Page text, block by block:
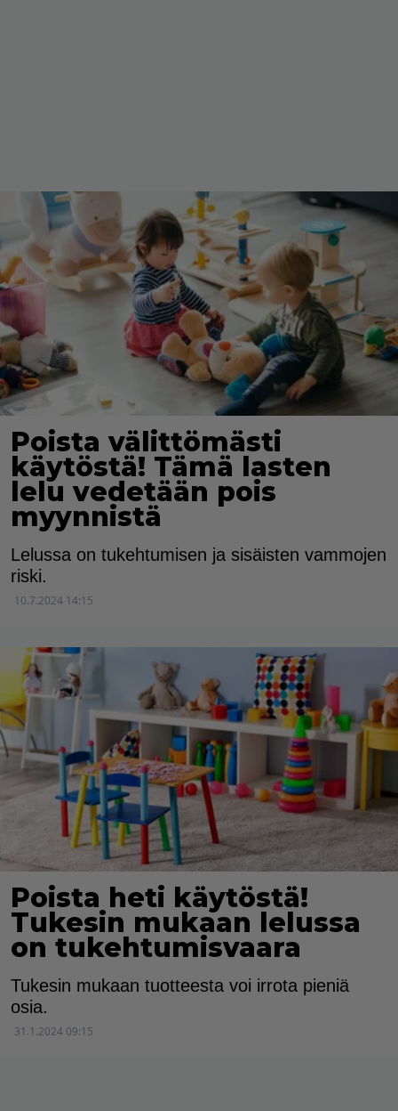
Poista välittömästi
käytöstä! Tämä lasten
lelu vedetään pois
myynnistä
Lelussa on tukehtumisen ja sisäisten vammojen
riski.
10.7.2024 14:15
Poista heti käytöstä!
Tukesin mukaan lelussa
on tukehtumisvaara
Tukesin mukaan tuotteesta voi irrota pieniä
osia.
31.1.2024 09:15